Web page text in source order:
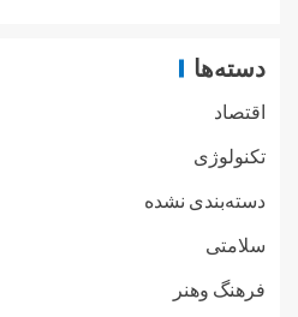
دسته‌ها
اقتصاد
تکنولوژی
دسته‌بندی نشده
سلامتی
فرهنگ وهنر